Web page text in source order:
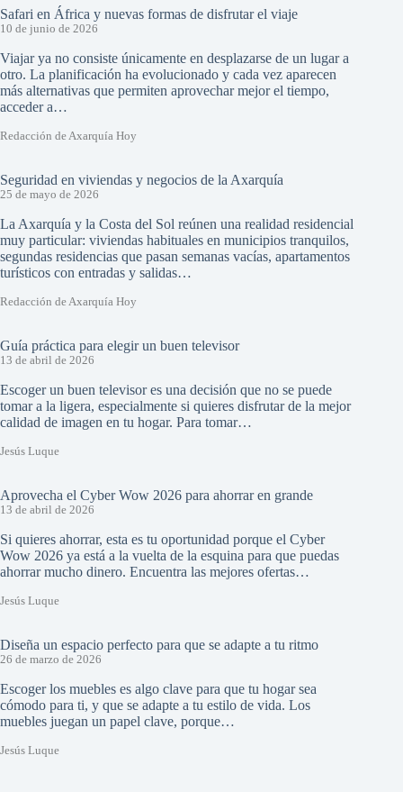
Safari en África y nuevas formas de disfrutar el viaje
10 de junio de 2026
Viajar ya no consiste únicamente en desplazarse de un lugar a
otro. La planificación ha evolucionado y cada vez aparecen
más alternativas que permiten aprovechar mejor el tiempo,
acceder a…
Redacción de Axarquía Hoy
Seguridad en viviendas y negocios de la Axarquía
25 de mayo de 2026
La Axarquía y la Costa del Sol reúnen una realidad residencial
muy particular: viviendas habituales en municipios tranquilos,
segundas residencias que pasan semanas vacías, apartamentos
turísticos con entradas y salidas…
Redacción de Axarquía Hoy
Guía práctica para elegir un buen televisor
13 de abril de 2026
Escoger un buen televisor es una decisión que no se puede
tomar a la ligera, especialmente si quieres disfrutar de la mejor
calidad de imagen en tu hogar. Para tomar…
Jesús Luque
Aprovecha el Cyber Wow 2026 para ahorrar en grande
13 de abril de 2026
Si quieres ahorrar, esta es tu oportunidad porque el Cyber
Wow 2026 ya está a la vuelta de la esquina para que puedas
ahorrar mucho dinero. Encuentra las mejores ofertas…
Jesús Luque
Diseña un espacio perfecto para que se adapte a tu ritmo
26 de marzo de 2026
Escoger los muebles es algo clave para que tu hogar sea
cómodo para ti, y que se adapte a tu estilo de vida. Los
muebles juegan un papel clave, porque…
Jesús Luque